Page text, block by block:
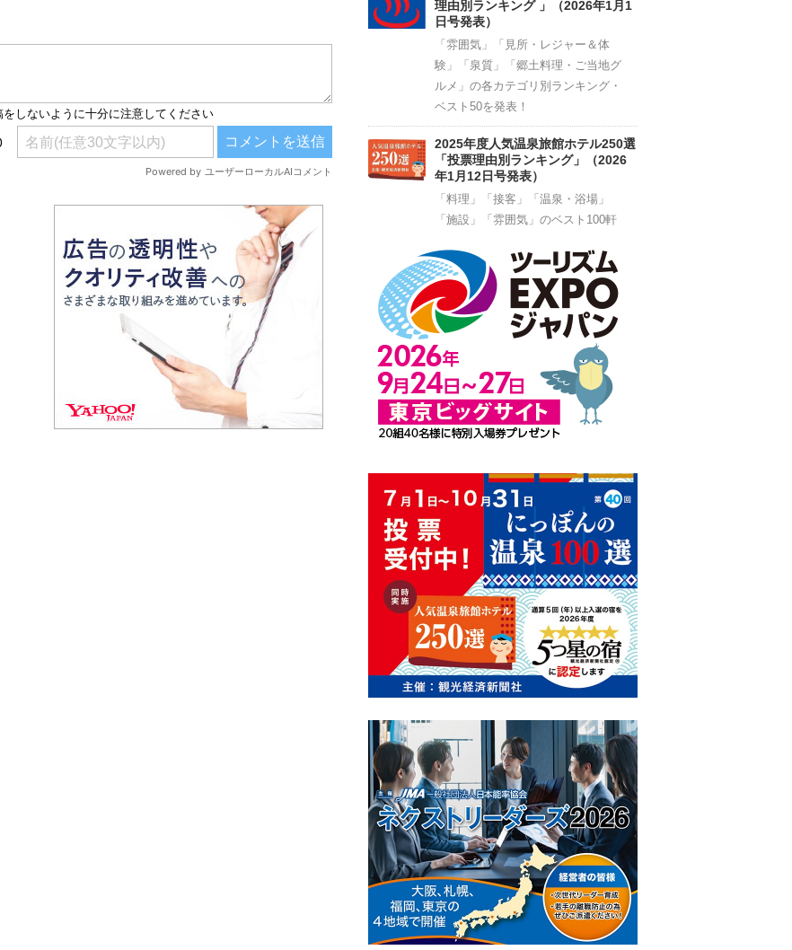
理由別ランキング 」（2026年1月1
日号発表）
「雰囲気」「見所・レジャー＆体
験」「泉質」「郷土料理・ご当地グ
ルメ」の各カテゴリ別ランキング・
ベスト50を発表！
2025年度人気温泉旅館ホテル250選
「投票理由別ランキング」（2026
年1月12日号発表）
「料理」「接客」「温泉・浴場」
「施設」「雰囲気」のベスト100軒